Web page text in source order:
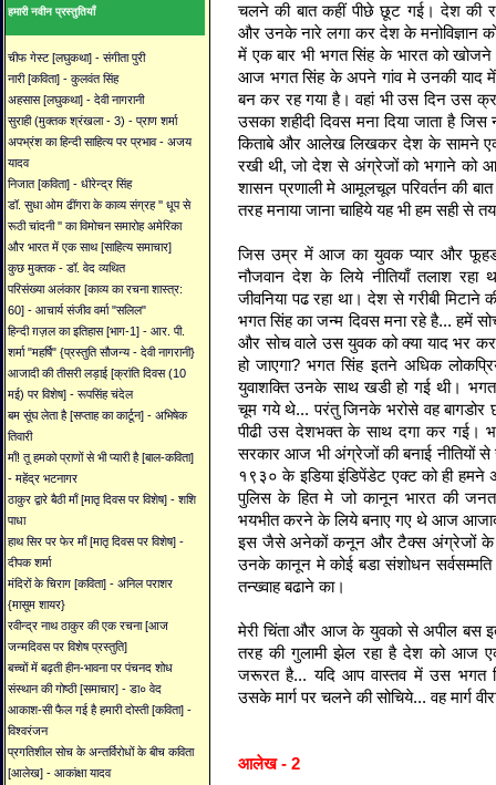
हमारी नवीन प्रस्तुतियाँ
चीफ गेस्ट [लघुकथा] - संगीता पुरी
नारी [कविता] - कुलवंत सिंह
अहसास [लघुकथा] - देवी नागरानी
सुराही (मुक्तक श्रंखला - 3) - प्राण शर्मा
अपभ्रंश का हिन्दी साहित्य पर प्रभाव - अजय
यादव
निजात [कविता] - धीरेन्द्र सिंह
डॉ. सुधा ओम ढींगरा के काव्य संग्रह '' धूप से
रूठी चांदनी '' का विमोचन समारोह अमेरिका
और भारत में एक साथ [साहित्य समाचार]
कुछ मुक्तक - डॉ. वेद व्यथित
परिसंख्या अलंकार [काव्य का रचना शास्त्र:
60] - आचार्य संजीव वर्मा "सलिल"
हिन्दी ग़ज़ल का इतिहास [भाग-1] - आर. पी.
शर्मा "महर्षि" {प्रस्तुति सौजन्य - देवी नागरानी}
आजादी की तीसरी लड़ाई [क्रांति दिवस (10
मई) पर विशेष] - रूपसिंह चंदेल
बम सूंघ लेता है [सप्ताह का कार्टून] - अभिषेक
तिवारी
माँ! तू हमको प्राणों से भी प्यारी है [बाल-कविता]
- महेंद्र भटनागर
ठाकुर द्वारे बैठी माँ [मातृ दिवस पर विशेष] - शशि
पाधा
हाथ सिर पर फेर माँ [मातृ दिवस पर विशेष] -
दीपक शर्मा
मंदिरों के चिराग [कविता] - अनिल पराशर
{मासूम शायर}
रवीन्द्र नाथ ठाकुर की एक रचना [आज
जन्मदिवस पर विशेष प्रस्तुति]
बच्चों में बढ़ती हीन-भावना पर पंचनद शोध
संस्थान की गोष्ठी [समाचार] - डा० वेद
आकाश-सी फैल गई है हमारी दोस्ती [कविता] -
विश्वरंजन
प्रगतिशील सोच के अन्तर्विरोधों के बीच कविता
[आलेख] - आकांक्षा यादव
चलने की बात कहीं पीछे छूट गई। देश की
और उनके नारे लगा कर देश के मनोविज्ञान को
में एक बार भी भगत सिंह के भारत को खोजने
आज भगत सिंह के अपने गांव मे उनकी याद में
बन कर रह गया है। वहां भी उस दिन उस
उसका शहीदी दिवस मना दिया जाता है
किताबे और आलेख लिखकर देश के सामने
रखी थी, जो देश से अंग्रेजों को भगाने को
शासन प्रणाली मे आमूलचूल परिवर्तन की
तरह मनाया जाना चाहिये यह भी हम सही से
जिस उम्र में आज का युवक प्यार और
नौजवान देश के लिये नीतियाँ तलाश
जीवनिया पढ रहा था। देश से गरीबी
भगत सिंह का जन्म दिवस मना रहे है... हमें
और सोच वाले उस युवक को क्या याद भर
हो जाएगा? भगत सिंह इतने अधिक
युवाशक्ति उनके साथ खडी हो गई थी।
चूम गये थे... परंतु जिनके भरोसे वह बागडोर
पीढी उस देशभक्त के साथ दगा कर गई।
सरकार आज भी अंग्रेजों की बनाई नीतियों से
१९३० के इडिया इंडिपेंडेट एक्ट को ही हमने
पुलिस के हित मे जो कानून भारत की
भयभीत करने के लिये बनाए गए थे आज
इस जैसे अनेकों कनून और टैक्स अंग्रेजों के
उनके कानून मे कोई बडा संशोधन
तन्ख्वाह बढाने का।
मेरी चिंता और आज के युवको से अपील बस
तरह की गुलामी झेल रहा है देश को आज
जरूरत है... यदि आप वास्तव में उस भगत
उसके मार्ग पर चलने की सोचिये... वह मार्ग
आलेख - 2